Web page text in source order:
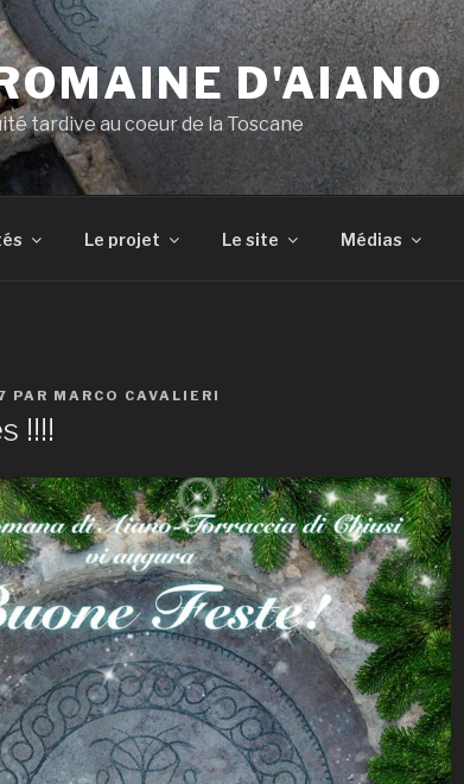
D'AIANO
tardive au coeur de la Toscane
Le projet Le site Médias
PAR MARCO CAVALIERI
!!!!